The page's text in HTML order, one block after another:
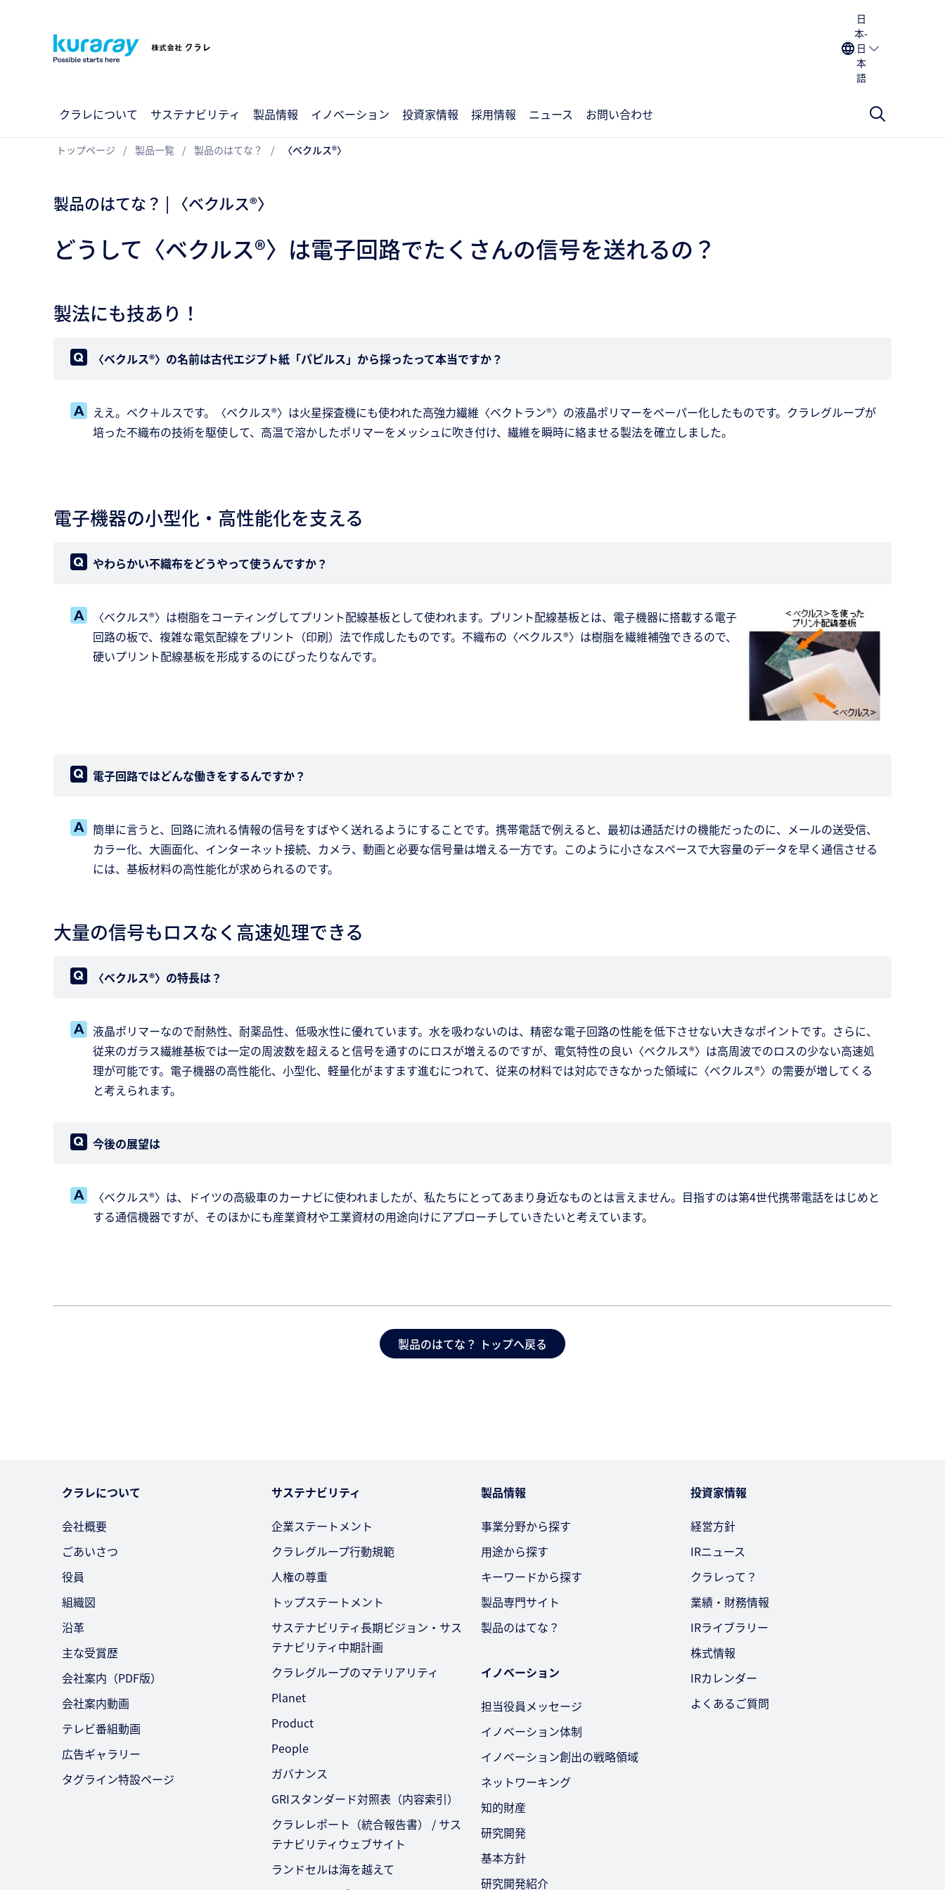
日
本-
日
本
語
クラレについて サステナビリティ 製品情報 イノベーション 投資家情報 採用情報 ニュース お問い合わせ
トップページ 製品一覧 製品のはてな？ 〈ベクルス®〉
製品のはてな？ | 〈ベクルス®〉
どうして〈ベクルス®〉は電子回路でたくさんの信号を送れるの？
製法にも技あり！
〈ベクルス®〉の名前は古代エジプト紙「パピルス」から採ったって本当ですか？
ええ。ベク＋ルスです。〈ベクルス®〉は火星探査機にも使われた高強力繊維〈ベクトラン®〉の液晶ポリマーをペーパー化したものです。クラレグループが
培った不織布の技術を駆使して、高温で溶かしたポリマーをメッシュに吹き付け、繊維を瞬時に絡ませる製法を確立しました。
電子機器の小型化・高性能化を支える
やわらかい不織布をどうやって使うんですか？
〈ベクルス®〉は樹脂をコーティングしてプリント配線基板として使われます。プリント配線基板とは、電子機器に搭載する電子
回路の板で、複雑な電気配線をプリント（印刷）法で作成したものです。不織布の〈ベクルス®〉は樹脂を繊維補強できるので、
硬いプリント配線基板を形成するのにぴったりなんです。
電子回路ではどんな働きをするんですか？
簡単に言うと、回路に流れる情報の信号をすばやく送れるようにすることです。携帯電話で例えると、最初は通話だけの機能だったのに、メールの送受信、
カラー化、大画面化、インターネット接続、カメラ、動画と必要な信号量は増える一方です。このように小さなスペースで大容量のデータを早く通信させる
には、基板材料の高性能化が求められるのです。
大量の信号もロスなく高速処理できる
〈ベクルス®〉の特長は？
液晶ポリマーなので耐熱性、耐薬品性、低吸水性に優れています。水を吸わないのは、精密な電子回路の性能を低下させない大きなポイントです。さらに、
従来のガラス繊維基板では一定の周波数を超えると信号を通すのにロスが増えるのですが、電気特性の良い〈ベクルス®〉は高周波でのロスの少ない高速処
理が可能です。電子機器の高性能化、小型化、軽量化がますます進むにつれて、従来の材料では対応できなかった領域に〈ベクルス®〉の需要が増してくる
と考えられます。
今後の展望は
〈ベクルス®〉は、ドイツの高級車のカーナビに使われましたが、私たちにとってあまり身近なものとは言えません。目指すのは第4世代携帯電話をはじめと
する通信機器ですが、そのほかにも産業資材や工業資材の用途向けにアプローチしていきたいと考えています。
製品のはてな？ トップへ戻る
クラレについて
会社概要
ごあいさつ
役員
組織図
沿革
主な受賞歴
会社案内（PDF版）
会社案内動画
テレビ番組動画
広告ギャラリー
タグライン特設ページ
サステナビリティ
企業ステートメント
クラレグループ行動規範
人権の尊重
トップステートメント
サステナビリティ長期ビジョン・サス
テナビリティ中期計画
クラレグループのマテリアリティ
Planet
Product
People
ガバナンス
GRIスタンダード対照表（内容索引）
クラレレポート（統合報告書） / サス
テナビリティウェブサイト
ランドセルは海を越えて
製品情報
事業分野から探す
用途から探す
キーワードから探す
製品専門サイト
製品のはてな？
イノベーション
担当役員メッセージ
イノベーション体制
イノベーション創出の戦略領域
ネットワーキング
知的財産
研究開発
基本方針
研究開発紹介
投資家情報
経営方針
IRニュース
クラレって？
業績・財務情報
IRライブラリー
株式情報
IRカレンダー
よくあるご質問